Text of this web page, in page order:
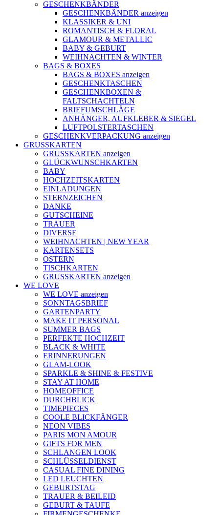
GESCHENKBÄNDER
GESCHENKBÄNDER anzeigen
KLASSIKER & UNI
ROMANTISCH & FLORAL
GLAMOUR & METALLIC
BABY & GEBURT
WEIHNACHTEN & WINTER
BAGS & BOXES
BAGS & BOXES anzeigen
GESCHENKTASCHEN
GESCHENKBOXEN &
FALTSCHACHTELN
BRIEFUMSCHLÄGE
ANHÄNGER, AUFKLEBER & SIEGEL
LUFTPOLSTERTASCHEN
GESCHENKVERPACKUNG anzeigen
GRUSSKARTEN
GRUSSKARTEN anzeigen
GLÜCKWUNSCHKARTEN
BABY
HOCHZEITSKARTEN
EINLADUNGEN
STERNZEICHEN
DANKE
GUTSCHEINE
TRAUER
DIVERSE
WEIHNACHTEN | NEW YEAR
KARTENSETS
OSTERN
TISCHKARTEN
GRUSSKARTEN anzeigen
WE LOVE
WE LOVE anzeigen
SONNTAGSBRIEF
GARTENPARTY
MAKE IT PERSONAL
SUMMER BAGS
PERFEKTE HOCHZEIT
BLACK & WHITE
ERINNERUNGEN
GLAM-LOOK
SPARKLE & SHINE & FESTIVE
STAY AT HOME
HOMEOFFICE
DURCHBLICK
TIMEPIECES
COOLE BLICKFÄNGER
NEON VIBES
PARIS MON AMOUR
GIFTS FOR MEN
SCHLANGEN LOOK
SCHLÜSSELDIENST
CASUAL FINE DINING
LED LEUCHTEN
GEBURTSTAG
TRAUER & BEILEID
GEBURT & TAUFE